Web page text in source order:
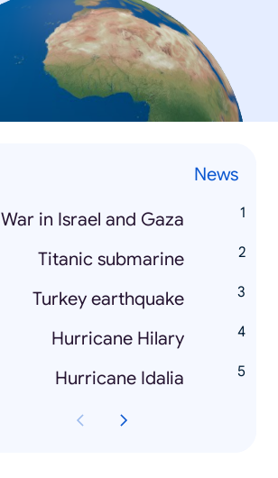
News
War in Israel and Gaza
Titanic submarine
Turkey earthquake
Hurricane Hilary
Hurricane Idalia